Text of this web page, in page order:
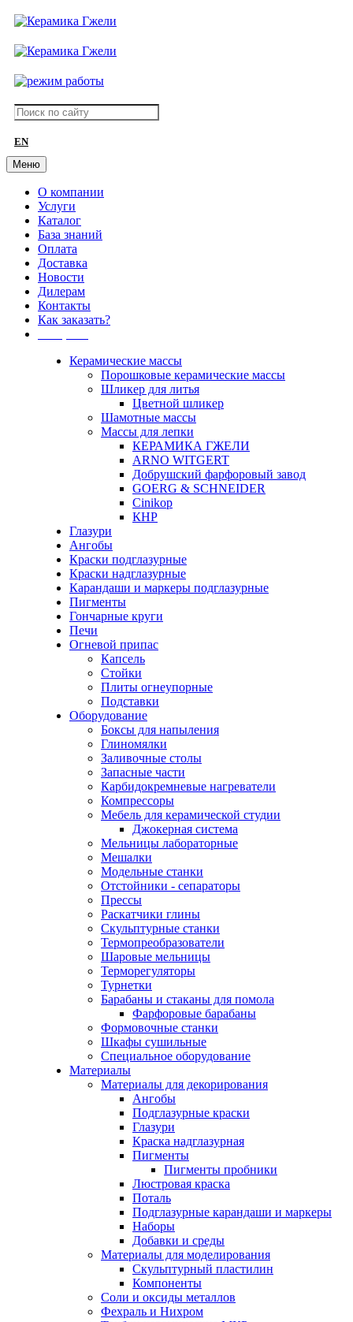
EN
Меню
О компании
Услуги
Каталог
База знаний
Оплата
Доставка
Новости
Дилерам
Контакты
Как заказать?
Керамические массы
Порошковые керамические массы
Шликер для литья
Цветной шликер
Шамотные массы
Массы для лепки
КЕРАМИКА ГЖЕЛИ
ARNO WITGERT
Добрушский фарфоровый завод
GOERG & SCHNEIDER
Cinikop
КНР
Глазури
Ангобы
Краски подглазурные
Краски надглазурные
Карандаши и маркеры подглазурные
Пигменты
Гончарные круги
Печи
Огневой припас
Капсель
Стойки
Плиты огнеупорные
Подставки
Оборудование
Боксы для напыления
Глиномялки
Заливочные столы
Запасные части
Карбидокремневые нагреватели
Компрессоры
Мебель для керамической студии
Джокерная система
Мельницы лабораторные
Мешалки
Модельные станки
Отстойники - сепараторы
Прессы
Раскатчики глины
Скульптурные станки
Термопреобразователи
Шаровые мельницы
Терморегуляторы
Турнетки
Барабаны и стаканы для помола
Фарфоровые барабаны
Формовочные станки
Шкафы сушильные
Специальное оборудование
Материалы
Материалы для декорирования
Ангобы
Подглазурные краски
Глазури
Краска надглазурная
Пигменты
Пигменты пробники
Люстровая краска
Поталь
Подглазурные карандаши и маркеры
Наборы
Добавки и среды
Материалы для моделирования
Скульптурный пластилин
Компоненты
Соли и оксиды металлов
Фехраль и Нихром